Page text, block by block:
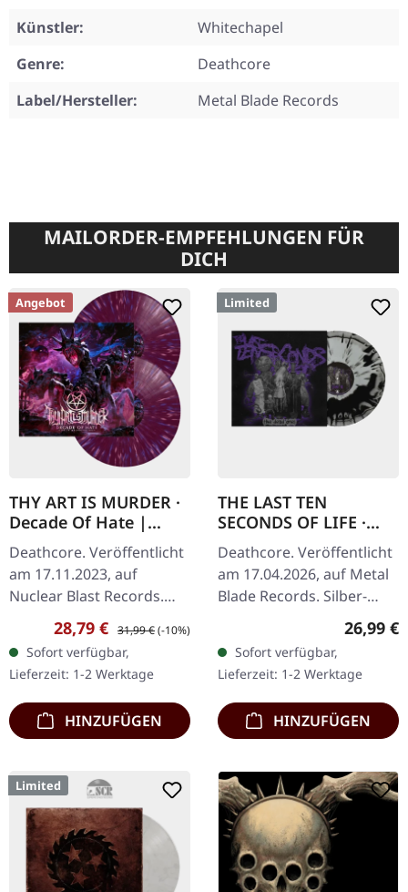
Künstler:
Whitechapel
Genre:
Deathcore
Label/Hersteller:
Metal Blade Records
MAILORDER-EMPFEHLUNGEN FÜR
DICH
Angebot
THY ART IS MURDER ·
Decade Of Hate |
PURPLE/BLUE/PINK
SPLATTER 2LP
Deathcore. Veröffentlicht
am 17.11.2023, auf
Nuclear Blast Records.
Purple Doppel-Vinyl mit
blauem & pinkem Splatter.
Die australischen…
Verkaufspreis:
28,79 € Regulärer Preis:
31,99 €(-10%)
Sofort verfügbar,
Lieferzeit: 1-2 Werktage
HINZUFÜGEN
Limited
THE LAST TEN
SECONDS OF LIFE ·
The Dead Ones |
SILVER BLACK MELT
LP
Deathcore. Veröffentlicht
am 17.04.2026, auf Metal
Blade Records. Silber-
schwarzes marmoriertes
Vinyl im Standard-Cover
mit Einleger und…
26,99 €
Sofort verfügbar,
Lieferzeit: 1-2 Werktage
HINZUFÜGEN
Limited